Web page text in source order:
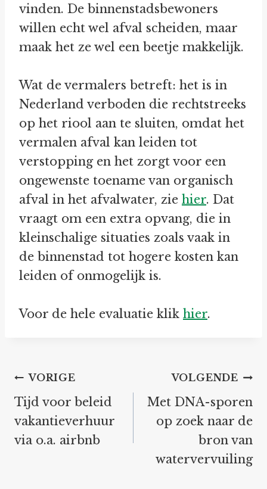
vinden. De binnenstadsbewoners
willen echt wel afval scheiden, maar
maak het ze wel een beetje makkelijk.
Wat de vermalers betreft: het is in
Nederland verboden die rechtstreeks
op het riool aan te sluiten, omdat het
vermalen afval kan leiden tot
verstopping en het zorgt voor een
ongewenste toename van organisch
afval in het afvalwater, zie hier. Dat
vraagt om een extra opvang, die in
kleinschalige situaties zoals vaak in
de binnenstad tot hogere kosten kan
leiden of onmogelijk is.
Voor de hele evaluatie klik hier.
Bericht
navigatie
VORIGE
Tijd voor beleid
vakantieverhuur
via o.a. airbnb
VOLGENDE
Met DNA-sporen
op zoek naar de
bron van
watervervuiling